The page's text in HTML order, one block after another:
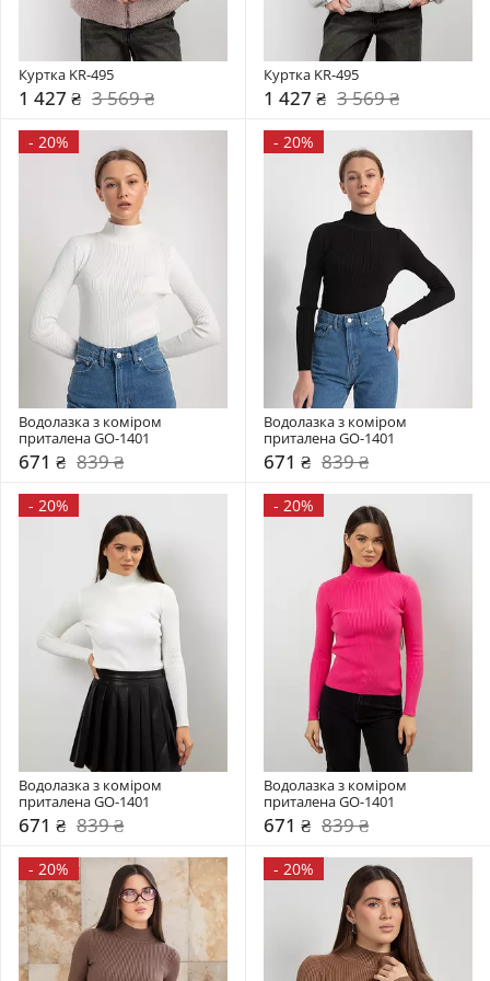
Куртка KR-495
1 427 ₴ 3 569 ₴
Куртка KR-495
1 427 ₴ 3 569 ₴
- 20%
Водолазка з коміром
приталена GO-1401
671 ₴ 839 ₴
- 20%
Водолазка з коміром
приталена GO-1401
671 ₴ 839 ₴
- 20%
Водолазка з коміром
приталена GO-1401
671 ₴ 839 ₴
- 20%
Водолазка з коміром
приталена GO-1401
671 ₴ 839 ₴
- 20% - 20%